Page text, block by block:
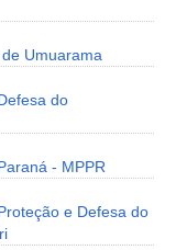
Umuarama
do
- MPPR
e Defesa do